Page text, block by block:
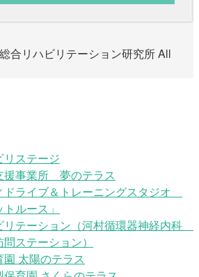
合リハビリテーション研究所 All
ステージ
援事業所 夢のテラス
ドライブ＆トレーニングスタジオ
トルース」
リテーション（河村循環器神経内科
ステーション）
太陽のテラス